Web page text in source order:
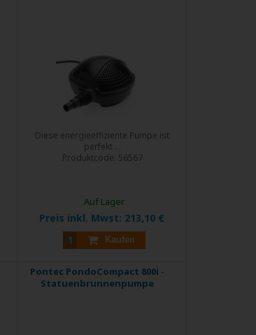
Diese energieeffiziente Pumpe ist
perfekt ...
Produktcode: 56567
Preis inkl. Mwst: 213,10 €
Kaufen
Auf Lager
Pontec PondoCompact 800i -
Statuenbrunnenpumpe